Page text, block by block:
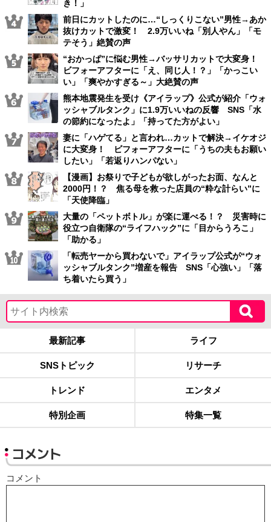
き！」
前日にカットしたのに…“しっくりこない”男性→あか
抜けカットで激変！ 2.9万いいね「別人やん」「モ
テそう」絶賛の声
“おかっぱ”に悩む男性→バッサリカットで大変身！
ビフォーアフターに「え、同じ人！？」「かっこい
い」「爽やかすぎる～」大絶賛の声
熊本地震発生を受け《アイラップ》公式が紹介「ウォ
ッシャブルタンク」に1.9万いいねの反響 SNS「水
の節約になったよ」「持ってた方がよい」
妻に「ハゲてる」と言われ…カットで解決→イケオジ
に大変身！ ビフォーアフターに「うちの夫もお願い
したい」「若返りハンパない」
【漫画】お祭りで子どもが欲しがったお面、なんと
2000円！？ 焦る母を救った店員の“粋な計らい”に
「天使降臨」
大量の「ペットボトル」が楽に運べる！？ 災害時に
役立つ自衛隊の“ライフハック”に「目からうろこ」
「助かる」
「転売ヤーから買わないで」アイラップ公式が“ウォ
ッシャブルタンク”増産を報告 SNS「心強い」「落
ち着いたら買う」
最新記事 ライフ
SNSトピック リサーチ
トレンド エンタメ
特別企画 特集一覧
コメント
コメント